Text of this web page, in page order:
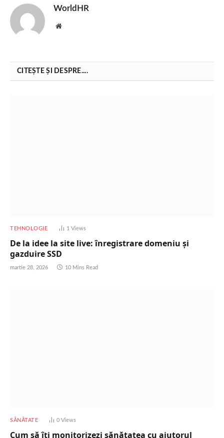
WorldHR
Website
CITEȘTE ȘI DESPRE....
TEHNOLOGIE 1 Views
De la idee la site live: înregistrare domeniu și
gazduire SSD
martie 28, 2026 10 Mins Read
SĂNĂTATE 0Views
Cum să îți monitorizezi sănătatea cu ajutorul